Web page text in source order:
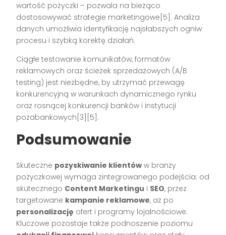
wartość pożyczki – pozwala na bieżąco
dostosowywać strategie marketingowe[5]. Analiza
danych umożliwia identyfikację najsłabszych ogniw
procesu i szybką korektę działań.
Ciągłe testowanie komunikatów, formatów
reklamowych oraz ścieżek sprzedażowych (A/B
testing) jest niezbędne, by utrzymać przewagę
konkurencyjną w warunkach dynamicznego rynku
oraz rosnącej konkurencji banków i instytucji
pozabankowych[3][5].
Podsumowanie
Skuteczne pozyskiwanie klientów w branży
pożyczkowej wymaga zintegrowanego podejścia: od
skutecznego Content Marketingu i SEO, przez
targetowane kampanie reklamowe, aż po
personalizację ofert i programy lojalnościowe.
Kluczowe pozostaje także podnoszenie poziomu